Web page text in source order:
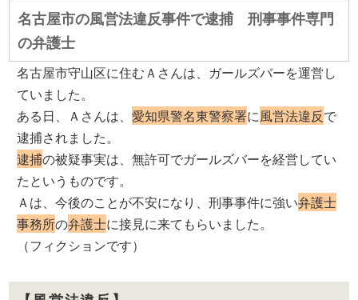
名古屋市の風営法違反事件で逮捕 刑事事件専門
の弁護士
名古屋市守山区に住むＡさんは、ガールズバーを運営し
ていました。
ある日、Ａさんは、愛知県警名東警察署に風営法違反で
逮捕されました。
逮捕の被疑事実は、無許可でガールズバーを経営してい
たというものです。
Ａは、今後のことが不安になり、刑事事件に強い弁護士
事務所の弁護士に接見に来てもらいました。
（フィクションです）